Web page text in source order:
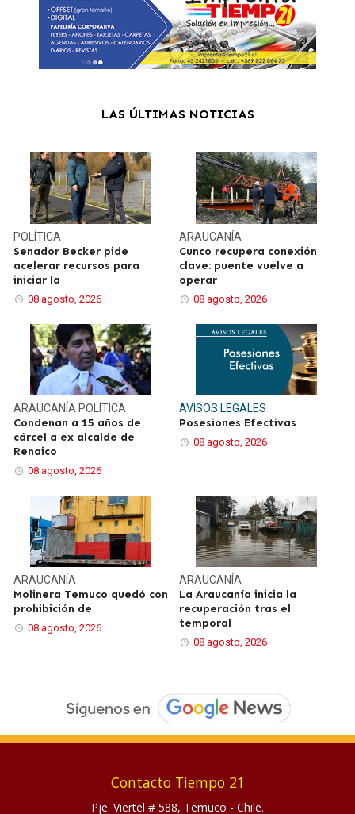
LAS ÚLTIMAS NOTICIAS
POLÍTICA
Senador Becker pide
acelerar recursos para
iniciar la
08 agosto, 2026
ARAUCANÍA
Cunco recupera conexión
clave: puente vuelve a
operar
08 agosto, 2026
ARAUCANÍA POLÍTICA
Condenan a 15 años de
cárcel a ex alcalde de
Renaico
08 agosto, 2026
AVISOS LEGALES
Posesiones Efectivas
08 agosto, 2026
ARAUCANÍA
Molinera Temuco quedó con
prohibición de
08 agosto, 2026
ARAUCANÍA
La Araucanía inicia la
recuperación tras el
temporal
08 agosto, 2026
Contacto Tiempo 21
Pje. Viertel # 588, Temuco - Chile.